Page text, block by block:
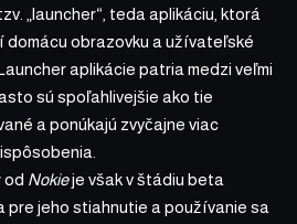
„launcher“, teda aplikáciu, ktorá
domácu obrazovku a užívateľské
aplikácie patria medzi veľmi
sú spoľahlivejšie ako tie
a ponúkajú zvyčajne viac
od Nokieje však v štádiu beta
pre jeho stiahnutie a používanie sa